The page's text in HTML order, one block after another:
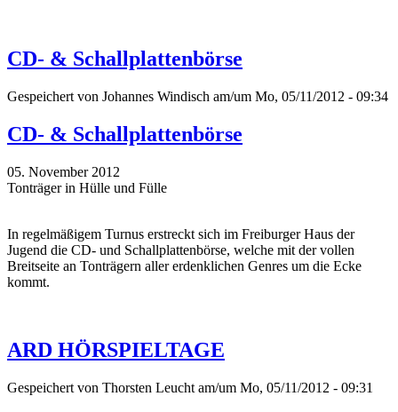
CD- & Schallplattenbörse
Gespeichert von Johannes Windisch am/um Mo, 05/11/2012 - 09:34
CD- & Schallplattenbörse
05. November 2012
Tonträger in Hülle und Fülle
In regelmäßigem Turnus erstreckt sich im Freiburger Haus der
Jugend die CD- und Schallplattenbörse, welche mit der vollen
Breitseite an Tonträgern aller erdenklichen Genres um die Ecke
kommt.
ARD HÖRSPIELTAGE
Gespeichert von Thorsten Leucht am/um Mo, 05/11/2012 - 09:31